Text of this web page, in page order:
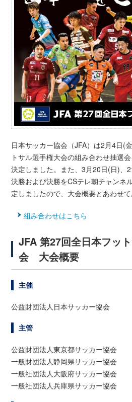
日本サッカー協会（JFA）は2月4日(
トサル選手権大会の組み合わせ抽選
決定しました。また、3月20日(日)、
決勝および決勝をCSテレ朝チャンネ
定しましたので、大会概要とあわせて
組み合わせはこちら
JFA 第27回全日本フッ
会 大会概要
主催
公益財団法人日本サッカー協会
主管
公益財団法人東京都サッカー協会
一般財団法人静岡県サッカー協会
一般社団法人大阪府サッカー協会
一般社団法人兵庫県サッカー協会